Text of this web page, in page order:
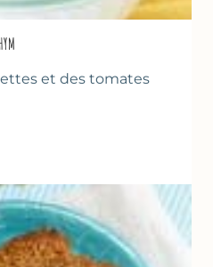
et des tomates